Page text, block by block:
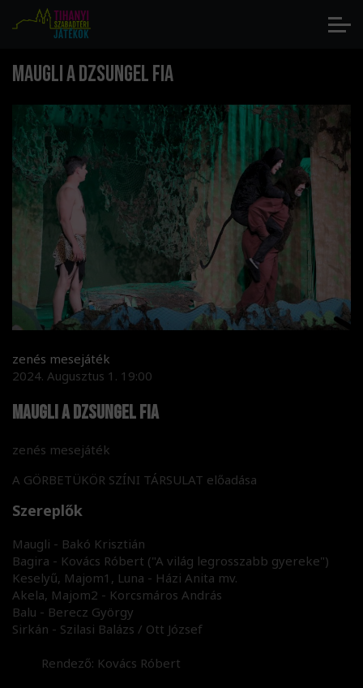
Maugli a dzsungel fia
zenés mesejáték
2024. Augusztus 1. 19:00
Maugli a dzsungel fia
zenés mesejáték
A GÖRBETÜKÖR SZÍNI TÁRSULAT előadása
Szereplők
Maugli - Bakó Krisztián
Bagira - Kovács Róbert ("A világ legrosszabb gyereke")
Keselyű, Majom1, Luna - Házi Anita mv.
Akela, Majom2 - Korcsmáros András
Balu - Berecz György
Sirkán - Szilasi Balázs / Ott József
Rendező: Kovács Róbert